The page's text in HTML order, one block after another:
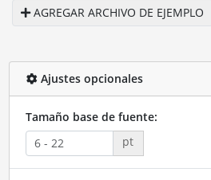
AGREGAR ARCHIVO DE EJEMPLO
Ajustes opcionales
Tamaño base de fuente:
pt